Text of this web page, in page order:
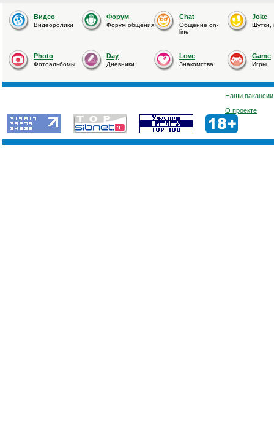
Видео
Видеоролики
Форум
Форум общения
Chat
Общение on-
line
Joke
Шутки,
Photo
Фотоальбомы
Day
Дневники
Love
Знакомства
Game
Игры
Наши вакансии
О проекте